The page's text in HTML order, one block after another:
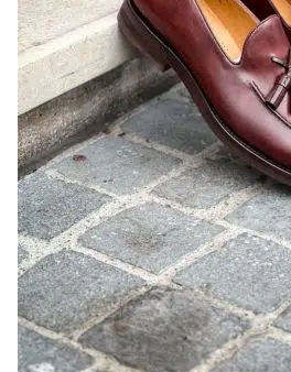
My account
News and events
Privacy Policy
Refund and Returns Policy
Service
Services
Shop